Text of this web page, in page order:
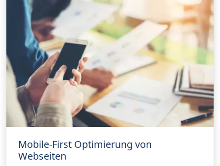
Mobile-First Optimierung von
Webseiten